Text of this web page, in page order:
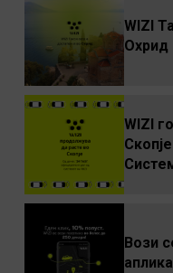
WIZI
Охрид
WIZI
Вози